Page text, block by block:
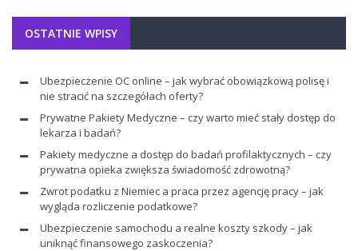
OSTATNIE WPISY
Ubezpieczenie OC online – jak wybrać obowiązkową polisę i
nie stracić na szczegółach oferty?
Prywatne Pakiety Medyczne – czy warto mieć stały dostęp do
lekarza i badań?
Pakiety medyczne a dostęp do badań profilaktycznych – czy
prywatna opieka zwiększa świadomość zdrowotną?
Zwrot podatku z Niemiec a praca przez agencję pracy – jak
wygląda rozliczenie podatkowe?
Ubezpieczenie samochodu a realne koszty szkody – jak
uniknąć finansowego zaskoczenia?